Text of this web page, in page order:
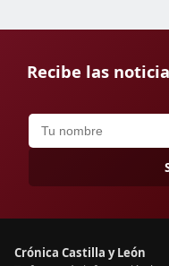
Recibe las
Crónica Castilla y León